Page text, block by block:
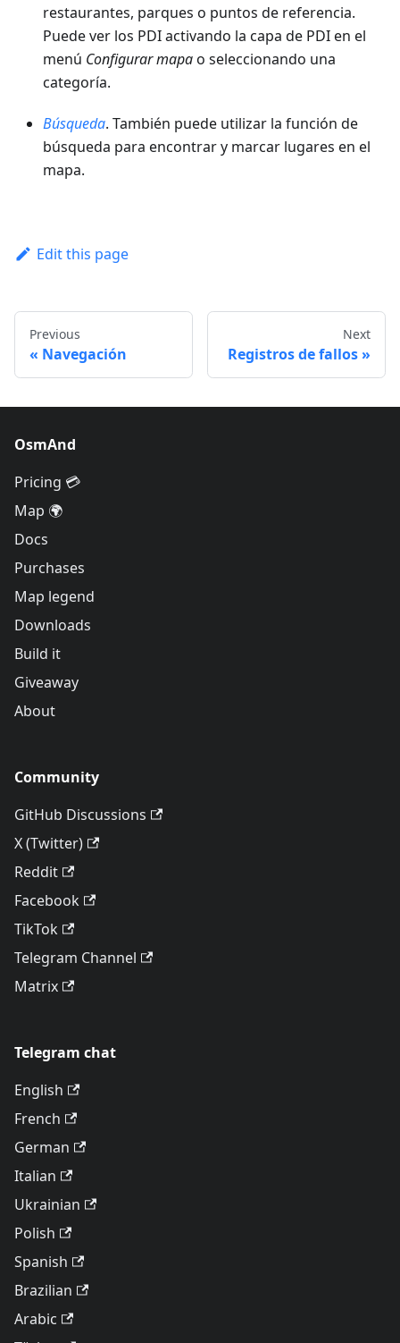
restaurantes, parques o puntos de referencia.
Puede ver los PDI activando la capa de PDI en el
menú Configurar mapao seleccionando una
categoría.
Búsqueda. También puede utilizar la función de
búsqueda para encontrar y marcar lugares en el
mapa.
Edit this page
Previous
Navegación
Next
Registros de fallos
OsmAnd
Pricing 💳
Map 🌍
Docs
Purchases
Map legend
Downloads
Build it
Giveaway
About
Community
GitHub Discussions
X (Twitter)
Reddit
Facebook
TikTok
Telegram Channel
Matrix
Telegram chat
English
French
German
Italian
Ukrainian
Polish
Spanish
Brazilian
Arabic